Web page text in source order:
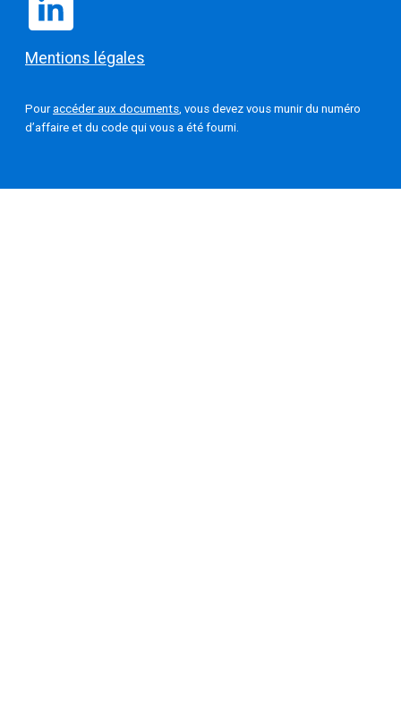
Mentions légales
Pouraccéder aux documents, vous devez vous munir du numéro
d’affaire et du code qui vous a été fourni.